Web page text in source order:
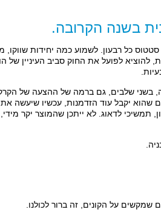
בשנה הקרובה.
כל רבעון. לשמוע כמה יחידות שווקו,
להוציא לפועל את החוק סביב העיניין של
בשני שלבים, גם ברמה של ההצעה של
שהוא יקבל עוד הזדמנות, עכשיו שיעשה
לדאוג. לא ייתכן שהמוצר יקר מידי,
שמקשים על הקונים, זה ברור לכולנו.